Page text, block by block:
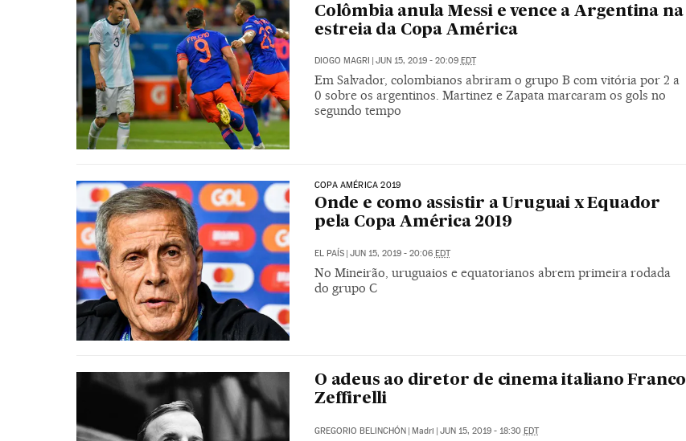
Colômbia anula Messi e vence a Argentina na
estreia da Copa América
DIOGO MAGRI JUN 15, 2019 - 20:09 EDT
Em Salvador, colombianos abriram o grupo B com vitória por 2 a
0 sobre os argentinos. Martinez e Zapata marcaram os gols no
segundo tempo
COPA AMÉRICA 2019
Onde e como assistir a Uruguai x Equador
pela Copa América 2019
EL PAÍS | JUN 15, 2019 - 20:06 EDT
No Mineirão, uruguaios e equatorianos abrem primeira rodada
do grupo C
O adeus ao diretor de cinema italiano Franco
Zeffirelli
GREGORIO BELINCHÓN | Madri | JUN 15, 2019 - 18:30 EDT